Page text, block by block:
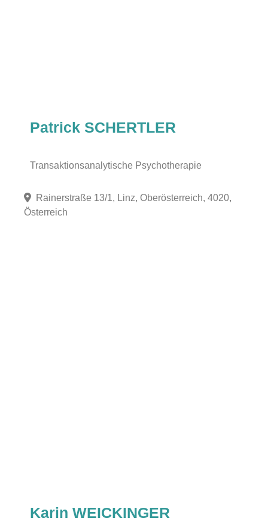
Patrick SCHERTLER
Transaktionsanalytische Psychotherapie
Rainerstraße 13/1, Linz, Oberösterreich, 4020,
Österreich
Karin WEICKINGER